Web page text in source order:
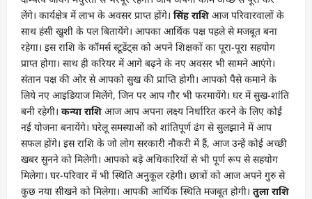
लेंगे। कार्यक्षेत्र में लाभ के अवसर प्राप्त होंगे। सिंह राशि आज परिवारवालों के
साथ हंसी खुशी के पल बितायेंगे। आपका आर्थिक पक्ष पहले से मजबूत बना
रहेगा। इस राशि के कॉमर्स स्टूडेंट्स को अपने शिक्षकों का पूरा-पूरा सहयोग
प्राप्त होगा। साथ ही करियर में आगे बढ़ने के नए अवसर भी सामने आएंगे।
संतान पक्ष की ओर से आपको सुख की प्राप्ति होगी। आपको पैसे कमाने के
लिये नए आइडियाज मिलेंगे, जिन पर आप गौर भी फरमायेंगे। घर में सुख-शांति
बनी रहेगी। कन्या राशि आज आप अपना लक्ष्य निर्धारित करने के लिए कोई
नई योजना बनायेंगे। घरेलू समस्याओं को शांतिपूर्ण ढंग से सुलझाने में आप
सफल होंगे। इस राशि के जो लोग सरकारी नौकरी में हैं, आज उन्हें कोई अच्छी
खबर सुनने को मिलेगी। आपको बड़े अधिकारियों से भी पूर्ण रूप से सहयोग
मिलेगा। घर-परिवार में भी स्थिति अनुकूल रहेगी। छात्रों को आज अपने गुरु से
कुछ नया सीखने को मिलेगा। आपकी आर्थिक स्थिति मजबूत होगी। तुला राशि